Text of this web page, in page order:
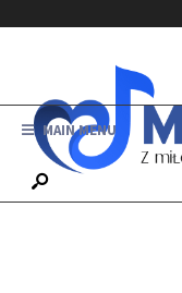
MAIN MENU